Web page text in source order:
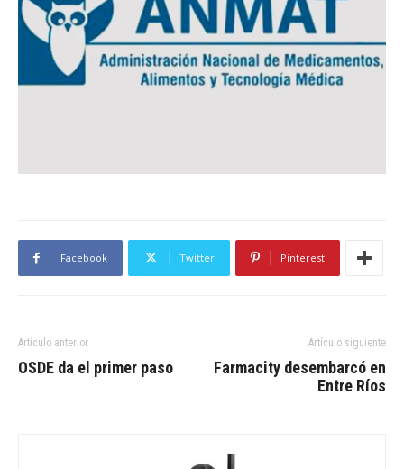
Facebook Twitter Pinterest
Artículo anterior
OSDE da el primer paso
Artículo siguiente
Farmacity desembarcó en
Entre Ríos